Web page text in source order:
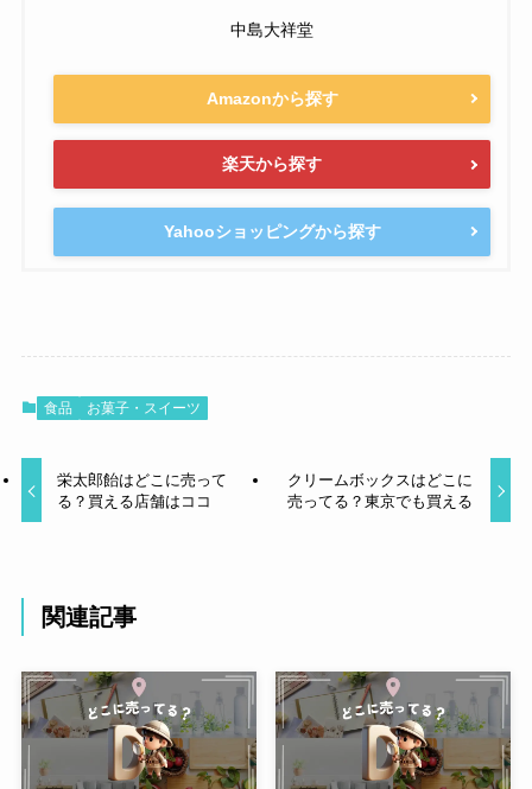
中島大祥堂
Amazonから探す
楽天から探す
Yahooショッピングから探す
食品 お菓子・スイーツ
栄太郎飴はどこに売って
る？買える店舗はココ
クリームボックスはどこに
売ってる？東京でも買える
関連記事